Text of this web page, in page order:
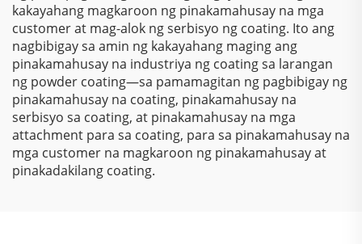
kakayahang magkaroon ng pinakamahusay na mga
customer at mag-alok ng serbisyo ng coating. Ito ang
nagbibigay sa amin ng kakayahang maging ang
pinakamahusay na industriya ng coating sa larangan
ng powder coating—sa pamamagitan ng pagbibigay ng
pinakamahusay na coating, pinakamahusay na
serbisyo sa coating, at pinakamahusay na mga
attachment para sa coating, para sa pinakamahusay na
mga customer na magkaroon ng pinakamahusay at
pinakadakilang coating.